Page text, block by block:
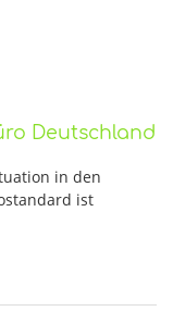
Deutschland
in den
ist